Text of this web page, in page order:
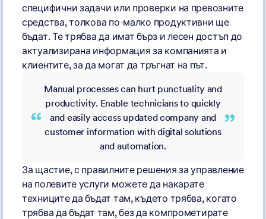
специфични задачи или проверки на превозните
средства, толкова по-малко продуктивни ще
бъдат. Те трябва да имат бърз и лесен достъп до
актуализирана информация за компанията и
клиентите, за да могат да тръгнат на път.
Manual processes can hurt punctuality and
productivity. Enable technicians to quickly
and easily access updated company and
customer information with digital solutions
and automation.
За щастие, с правилните решения за управление
на полевите услуги можете да накарате
техниците да бъдат там, където трябва, когато
трябва да бъдат там, без да компрометирате